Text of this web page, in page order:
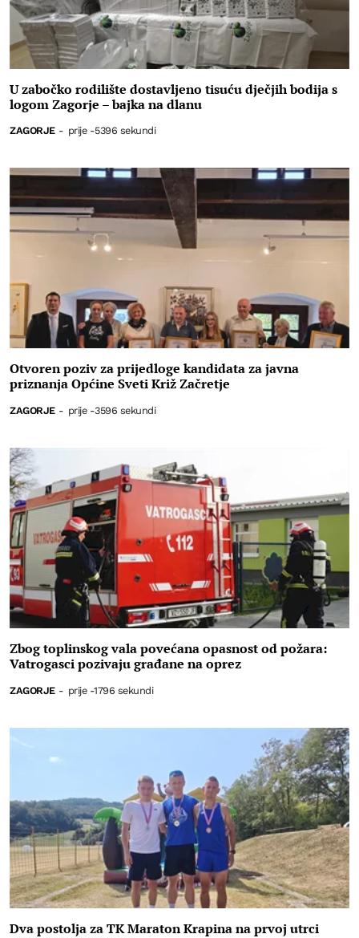
U zabočko rodilište dostavljeno tisuću dječjih bodija s
logom Zagorje – bajka na dlanu
ZAGORJE - prije -5396 sekundi
Otvoren poziv za prijedloge kandidata za javna
priznanja Općine Sveti Križ Začretje
ZAGORJE - prije -3596 sekundi
Zbog toplinskog vala povećana opasnost od požara:
Vatrogasci pozivaju građane na oprez
ZAGORJE - prije -1796 sekundi
Dva postolja za TK Maraton Krapina na prvoj utrci